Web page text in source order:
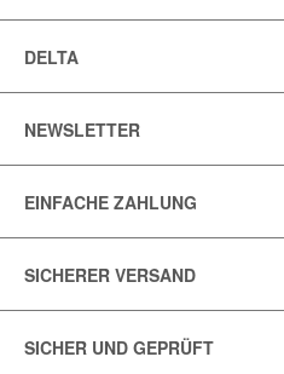
DELTA
NEWSLETTER
EINFACHE ZAHLUNG
SICHERER VERSAND
SICHER UND GEPRÜFT